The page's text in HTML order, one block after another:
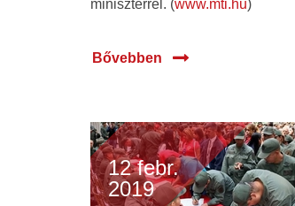
miniszterrel. (www.mti.hu)
Bővebben
12 febr.
2019